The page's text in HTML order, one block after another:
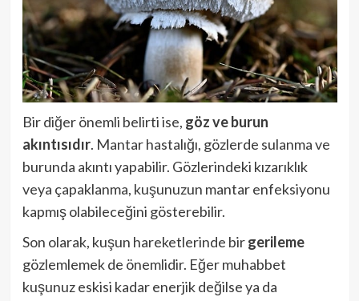
Bir diğer önemli belirti ise, göz ve burun
akıntısıdır. Mantar hastalığı, gözlerde sulanma ve
burunda akıntı yapabilir. Gözlerindeki kızarıklık
veya çapaklanma, kuşunuzun mantar enfeksiyonu
kapmış olabileceğini gösterebilir.
Son olarak, kuşun hareketlerinde birgerileme
gözlemlemek de önemlidir. Eğer muhabbet
kuşunuz eskisi kadar enerjik değilse ya da